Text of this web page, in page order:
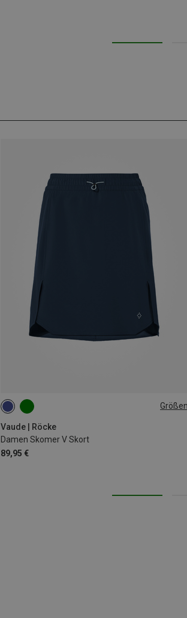
Größen
Vaude | Röcke
Damen Skomer V Skort
89,95 €
XXS